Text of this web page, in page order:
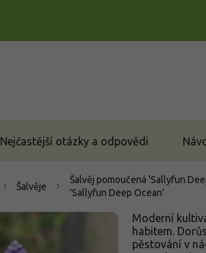
Nejčastější otázky a odpovědi
Šalvěje
Šalvěj pomoučená 'Sallyfun
'Sallyfun Deep Ocean'
Moderní
habitem.
pěstování v